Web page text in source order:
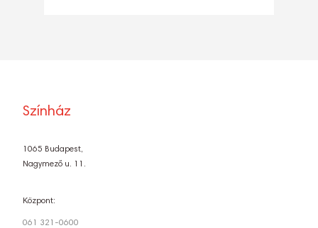
Színház
1065 Budapest,
Nagymező u. 11.
Központ:
061 321-0600